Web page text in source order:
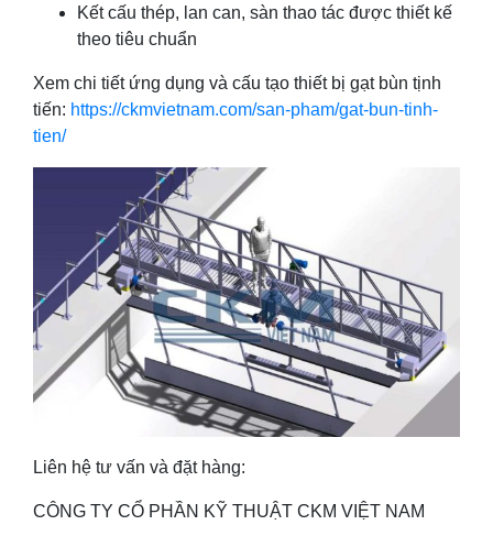
Kết cấu thép, lan can, sàn thao tác được thiết kế
theo tiêu chuẩn
Xem chi tiết ứng dụng và cấu tạo thiết bị gạt bùn tịnh
tiến: https://ckmvietnam.com/san-pham/gat-bun-tinh-
tien/
Liên hệ tư vấn và đặt hàng:
CÔNG TY CỔ PHẦN KỸ THUẬT CKM VIỆT NAM